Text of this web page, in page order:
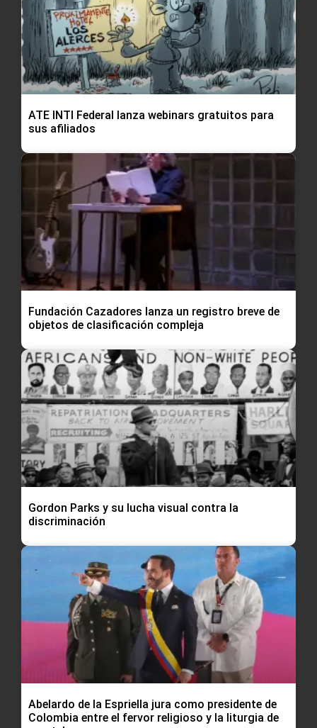
ATE INTI Federal lanza webinars gratuitos para
sus afiliados
Fundación Cazadores lanza un registro breve de
objetos de clasificación compleja
Gordon Parks y su lucha visual contra la
discriminación
Abelardo de la Espriella jura como presidente de
Colombia entre el fervor religioso y la liturgia de